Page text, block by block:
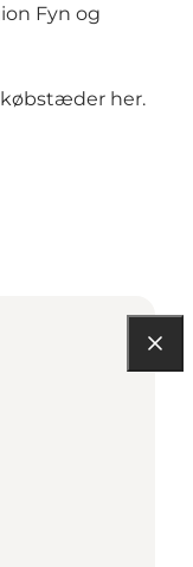
Fyn og
købstæder her.